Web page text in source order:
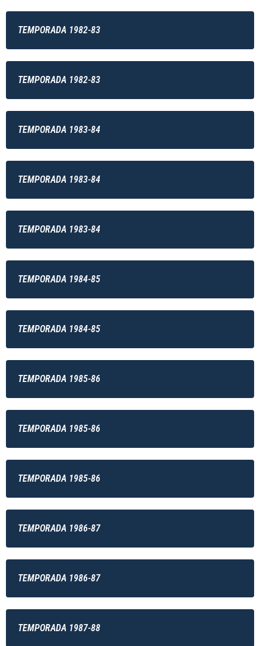
TEMPORADA 1982-83
TEMPORADA 1982-83
TEMPORADA 1983-84
TEMPORADA 1983-84
TEMPORADA 1983-84
TEMPORADA 1984-85
TEMPORADA 1984-85
TEMPORADA 1985-86
TEMPORADA 1985-86
TEMPORADA 1985-86
TEMPORADA 1986-87
TEMPORADA 1986-87
TEMPORADA 1987-88